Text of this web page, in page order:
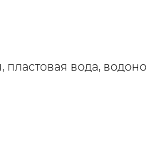
пластовая вода,